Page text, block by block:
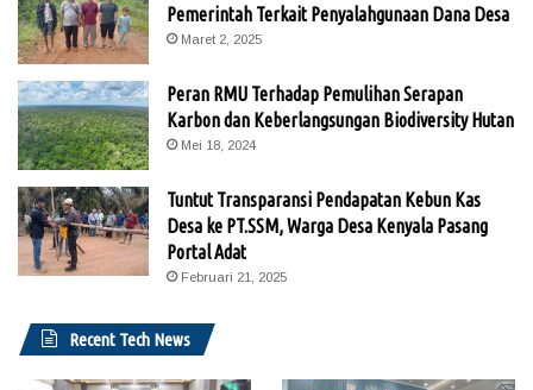
Pemerintah Terkait Penyalahgunaan Dana Desa
Maret 2, 2025
Peran RMU Terhadap Pemulihan Serapan
Karbon dan Keberlangsungan Biodiversity Hutan
Mei 18, 2024
Tuntut Transparansi Pendapatan Kebun Kas
Desa ke PT.SSM, Warga Desa Kenyala Pasang
Portal Adat
Februari 21, 2025
Recent Tech News